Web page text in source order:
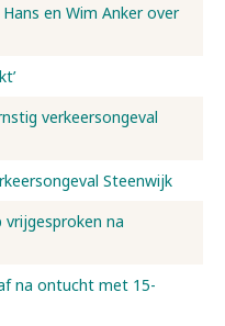
en Wim Anker over
verkeersongeval
Steenwijk
vrijgesproken na
na ontucht met 15-